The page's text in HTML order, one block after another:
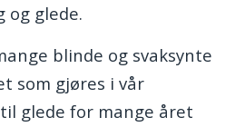
og glede.
blinde og svaksynte
som gjøres i vår
glede for mange året